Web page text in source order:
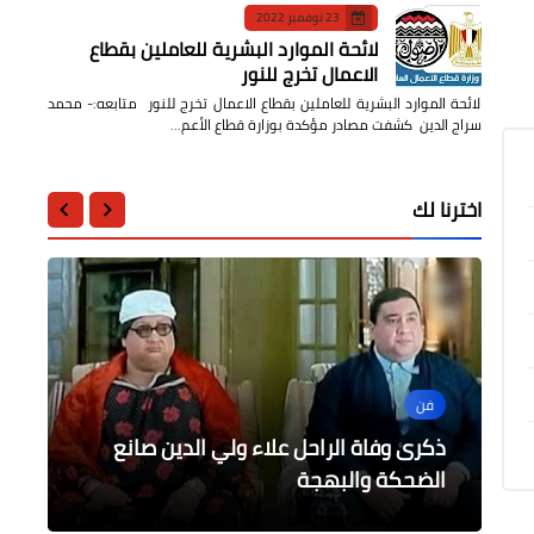
23 نوفمبر 2022
لائحة الموارد البشرية للعاملين بقطاع
الاعمال تخرج للنور
لائحة الموارد البشرية للعاملين بقطاع الاعمال تخرج للنور متابعه:- محمد
سراج الدين كشفت مصادر مؤكدة بوزارة قطاع الأعم…
اخترنا لك
فن
ذكرى وفاة الراحل علاء ولي الدين صانع
الضحكة والبهجة
عربى
حزب الله يعلن رسمياً استشهاد حسن
نصرالله الأمين العام
الرأى
العزة والإثم
جامعات
رئيس جامعة بنها يتفقد سير العملية
التعليمية بكليتي التمريض والتربية
الرياضية
محافظات
محافظ القليوبية يعقد اجتماعًا لمتابعة
أعمال حياة كريمة بشبين القناطر